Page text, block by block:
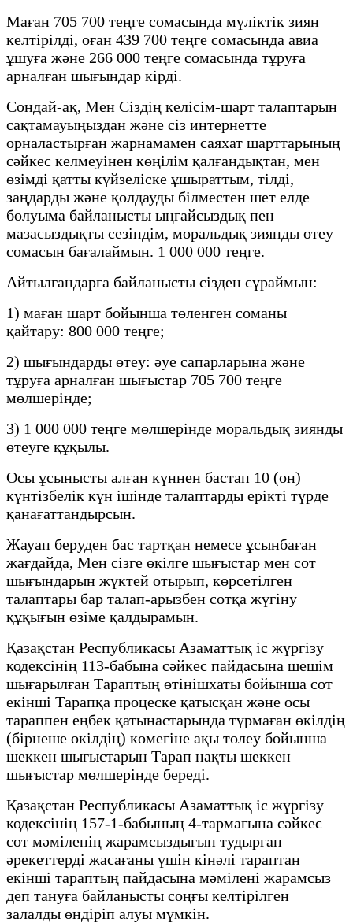
Маған 705 700 теңге сомасында мүліктік зиян
келтірілді, оған 439 700 теңге сомасында авиа
ұшуға және 266 000 теңге сомасында тұруға
арналған шығындар кірді.
Сондай-ақ, Мен Сіздің келісім-шарт талаптарын
сақтамауыңыздан және сіз интернетте
орналастырған жарнамамен саяхат шарттарының
сәйкес келмеуінен көңілім қалғандықтан, мен
өзімді қатты күйзеліске ұшыраттым, тілді,
заңдарды және қолдауды білместен шет елде
болуыма байланысты ыңғайсыздық пен
мазасыздықты сезіндім, моральдық зиянды өтеу
сомасын бағалаймын. 1 000 000 теңге.
Айтылғандарға байланысты сізден сұраймын:
1) маған шарт бойынша төленген соманы
қайтару: 800 000 теңге;
2) шығындарды өтеу: әуе сапарларына және
тұруға арналған шығыстар 705 700 теңге
мөлшерінде;
3) 1 000 000 теңге мөлшерінде моральдық зиянды
өтеуге құқылы.
Осы ұсынысты алған күннен бастап 10 (он)
күнтізбелік күн ішінде талаптарды ерікті түрде
қанағаттандырсын.
Жауап беруден бас тартқан немесе ұсынбаған
жағдайда, Мен сізге өкілге шығыстар мен сот
шығындарын жүктей отырып, көрсетілген
талаптары бар талап-арызбен сотқа жүгіну
құқығын өзіме қалдырамын.
Қазақстан Республикасы Азаматтық іс жүргізу
кодексінің 113-бабына сәйкес пайдасына шешім
шығарылған Тараптың өтінішхаты бойынша сот
екінші Тарапқа процеске қатысқан және осы
тараппен еңбек қатынастарында тұрмаған өкілдің
(бірнеше өкілдің) көмегіне ақы төлеу бойынша
шеккен шығыстарын Тарап нақты шеккен
шығыстар мөлшерінде береді.
Қазақстан Республикасы Азаматтық іс жүргізу
кодексінің 157-1-бабының 4-тармағына сәйкес
сот мәміленің жарамсыздығын тудырған
әрекеттерді жасағаны үшін кінәлі тараптан
екінші тараптың пайдасына мәмілені жарамсыз
деп тануға байланысты соңғы келтірілген
залалды өндіріп алуы мүмкін.